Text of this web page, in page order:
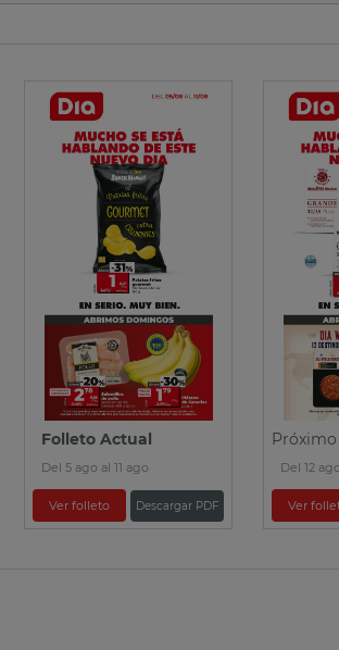
Folleto Actual
Del 5 ago al 11 ago
Ver folleto Descargar PDF
Del 12
Ver